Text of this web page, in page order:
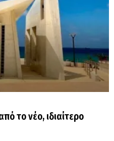
το νέο, ιδιαίτερο